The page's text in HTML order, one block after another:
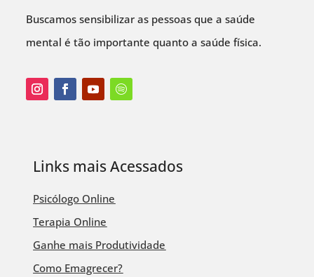
Buscamos sensibilizar as pessoas que a saúde
mental é tão importante quanto a saúde física.
Links mais Acessados
Psicólogo Online
Terapia Online
Ganhe mais Produtividade
Como Emagrecer?